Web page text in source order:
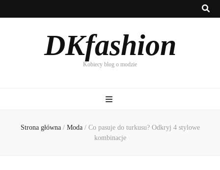
DKfashion
Kobiecy blog o modzie
Strona główna / Moda / Co pasuje do turkusu? Odkryj 4 stylowe
kombinacje